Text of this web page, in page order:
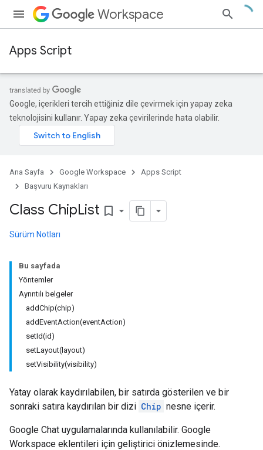
Workspace
Apps Script
Google, içerikleri tercih ettiğiniz dile çevirmek için yapay zeka
teknolojisini kullanır. Yapay zeka çevirilerinde hata olabilir.
Ana Sayfa Google Workspace
Apps Script
Başvuru Kaynakları
Class ChipList bookmark_border
Sürüm Notları
Bu sayfada
Yöntemler
Ayrıntılı belgeler
addChip(chip)
addEventAction(eventAction)
setId(id)
setLayout(layout)
setVisibility(visibility)
Yatay olarak kaydırılabilen, bir satırda gösterilen ve bir
sonraki satıra kaydırılan bir dizi Chip nesne içerir.
Google Chat uygulamalarında kullanılabilir. Google
Workspace eklentileri için geliştirici önizlemesinde.